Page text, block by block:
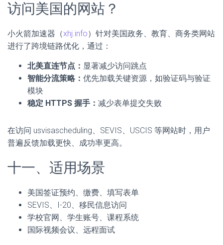
访问美国的网站？
小火箭加速器（xhj.info）针对美国政务、教育、商务类网站
进行了跨境链路优化，通过：
北美直连节点： 显著减少访问跳点
智能分流策略： 优先加载关键资源，如验证码与验证
模块
稳定 HTTPS 握手： 减少表单提交失败
在访问 usvisascheduling、SEVIS、USCIS 等网站时，用户
普遍反馈加载更快、成功率更高。
十一、适用场景
美国签证预约、缴费、填写表单
SEVIS、I-20、移民信息访问
学校官网、学生账号、课程系统
国际视频会议、远程面试